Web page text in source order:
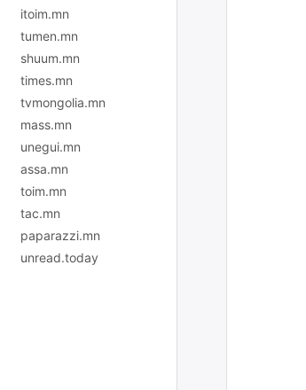
itoim.mn
tumen.mn
shuum.mn
times.mn
tvmongolia.mn
mass.mn
unegui.mn
assa.mn
toim.mn
tac.mn
paparazzi.mn
unread.today